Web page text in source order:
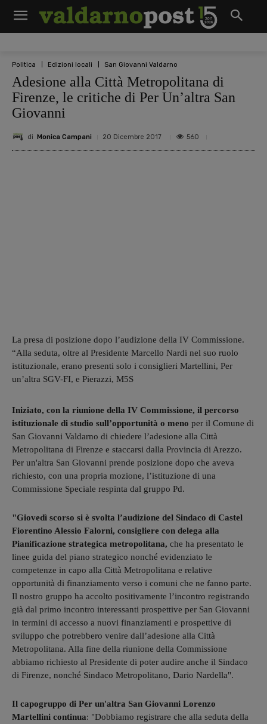
Politica Edizioni locali San Giovanni Valdarno
Adesione alla Città Metropolitana di
Firenze, le critiche di Per Un’altra San
Giovanni
di Monica Campani 20 Dicembre 2017 560
La presa di posizione dopo l’audizione della IV Commissione.
“Alla seduta, oltre al Presidente Marcello Nardi nel suo ruolo
istituzionale, erano presenti solo i consiglieri Martellini, Per
un’altra SGV-FI, e Pierazzi, M5S
Iniziato, con la riunione della IV Commissione, il percorso
istituzionale di studio sull’opportunità o meno per il Comune di
San Giovanni Valdarno di chiedere l’adesione alla Città
Metropolitana di Firenze e staccarsi dalla Provincia di Arezzo.
Per un'altra San Giovanni prende posizione dopo che aveva
richiesto, con una propria mozione, l’istituzione di una
Commissione Speciale respinta dal gruppo Pd.
"Giovedì scorso si è svolta l’audizione del Sindaco di Castel
Fiorentino Alessio Falorni, consigliere con delega alla
Pianificazione strategica metropolitana, che ha presentato le
linee guida del piano strategico nonché evidenziato le
competenze in capo alla Città Metropolitana e relative
opportunità di finanziamento verso i comuni che ne fanno parte.
Il nostro gruppo ha accolto positivamente l’incontro registrando
già dal primo incontro interessanti prospettive per San Giovanni
in termini di accesso a nuovi finanziamenti e prospettive di
sviluppo che potrebbero venire dall’adesione alla Città
Metropolitana. Alla fine della riunione della Commissione
abbiamo richiesto al Presidente di poter audire anche il Sindaco
di Firenze, nonché Sindaco Metropolitano, Dario Nardella".
Il capogruppo di Per un'altra San Giovanni Lorenzo
Martellini continua: "Dobbiamo registrare che alla seduta della